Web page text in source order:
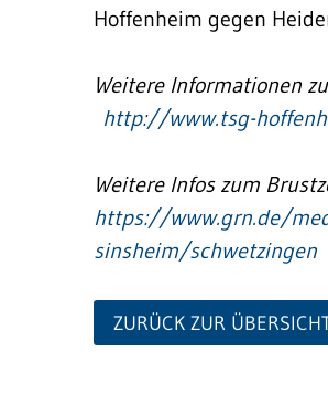
Hoffenheim gegen
Weitere Informationen
http://www.tsg-
Weitere Infos zum
https://www.grn.de/
sinsheim/schwetzingen
ZURÜCK ZUR